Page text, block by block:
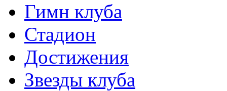
Гимн клуба
Стадион
Достижения
Звезды клуба